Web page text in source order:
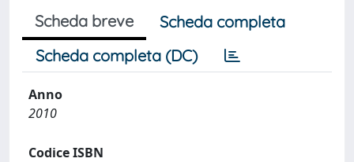
Scheda breve
Scheda completa
Scheda completa (DC)
Anno
2010
Codice ISBN